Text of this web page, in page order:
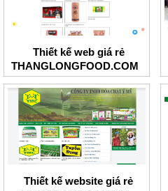
Thiết kế web giá rẻ
THANGLONGFOOD.COM
Thiết kế website giá rẻ